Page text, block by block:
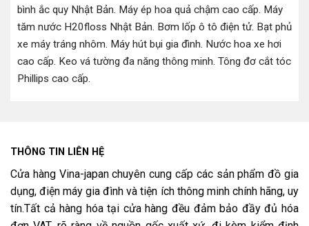
bình ắc quy Nhật Bản. Máy ép hoa quả chậm cao cấp. Máy
tăm nước H20floss Nhật Bản. Bơm lốp ô tô điện tử. Bạt phủ
xe máy tráng nhôm. Máy hút bụi gia đình. Nước hoa xe hơi
cao cấp. Keo vá tường đa năng thông minh. Tông đơ cắt tóc
Phillips cao cấp.
THÔNG TIN LIÊN HỆ
Cửa hàng Vina-japan chuyên cung cấp các sản phẩm đồ gia
dụng, điện máy gia đình và tiện ích thông minh chính hãng, uy
tín.Tất cả hàng hóa tại cửa hàng đều đảm bảo đầy đủ hóa